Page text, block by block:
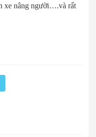
xe nâng người….và rất